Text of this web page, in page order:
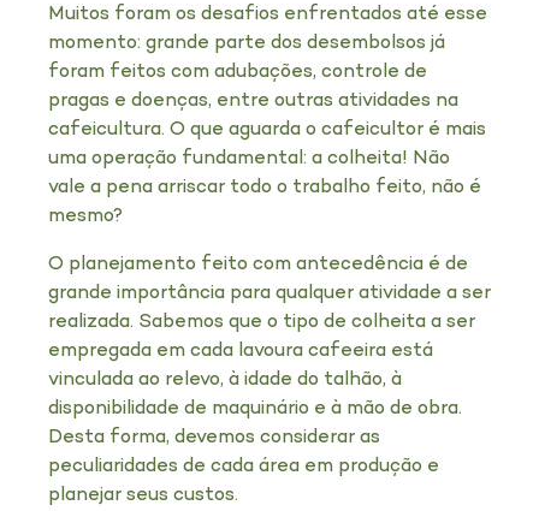
Muitos foram os desafios enfrentados até esse
momento: grande parte dos desembolsos já
foram feitos com adubações, controle de
pragas e doenças, entre outras atividades na
cafeicultura. O que aguarda o cafeicultor é mais
uma operação fundamental: a colheita! Não
vale a pena arriscar todo o trabalho feito, não é
mesmo?
O planejamento feito com antecedência é de
grande importância para qualquer atividade a ser
realizada. Sabemos que o tipo de colheita a ser
empregada em cada lavoura cafeeira está
vinculada ao relevo, à idade do talhão, à
disponibilidade de maquinário e à mão de obra.
Desta forma, devemos considerar as
peculiaridades de cada área em produção e
planejar seus custos.